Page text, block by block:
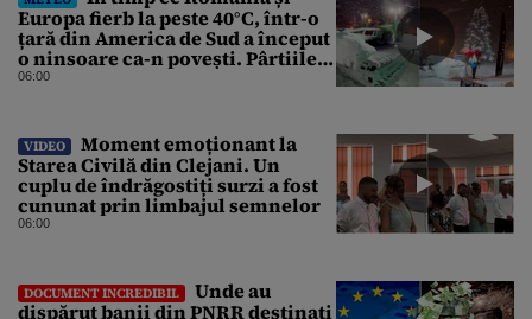
Europa fierb la peste 40°C, într-o
țară din America de Sud a început
o ninsoare ca-n povești. Pârtiile
s-au umplut de schiori
06:00
VIDEO
Moment emoționant la
Starea Civilă din Clejani. Un
cuplu de îndrăgostiți surzi a fost
cununat prin limbajul semnelor
06:00
DOCUMENT INCREDIBIL
Unde au
dispărut banii din PNRR destinați